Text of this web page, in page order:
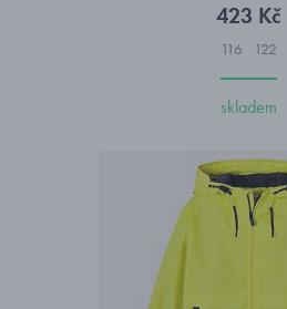
423 Kč
116 122
skladem